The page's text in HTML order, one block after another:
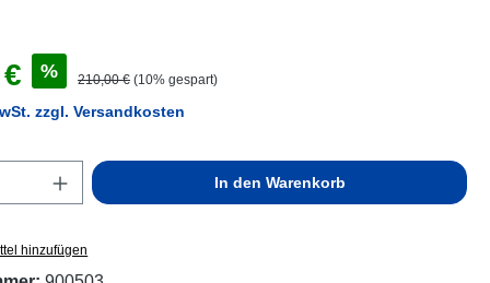
% Regulärer Preis:
210,00 € (10% gespart)
zzgl. Versandkosten
Gib den gewünschten Wert ein
In den Warenkorb
hinzufügen